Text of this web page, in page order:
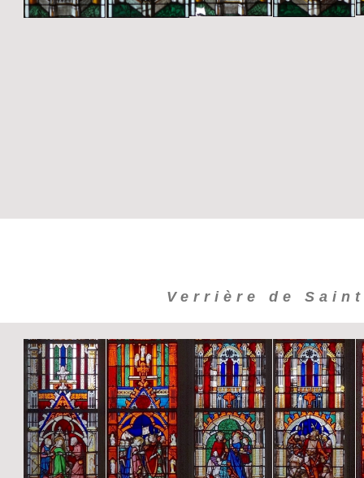
Verrière de